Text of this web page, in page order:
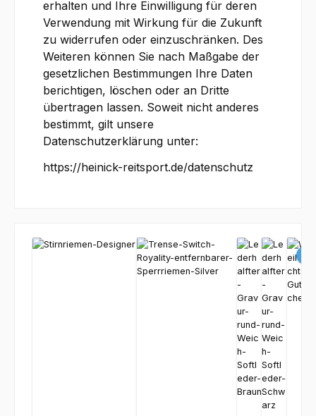
erhalten und Ihre Einwilligung für deren
Verwendung mit Wirkung für die Zukunft
zu widerrufen oder einzuschränken. Des
Weiteren können Sie nach Maßgabe der
gesetzlichen Bestimmungen Ihre Daten
berichtigen, löschen oder an Dritte
übertragen lassen. Soweit nicht anderes
bestimmt, gilt unsere
Datenschutzerklärung unter:
https://heinick-reitsport.de/datenschutz
Produktgalerie überspringen